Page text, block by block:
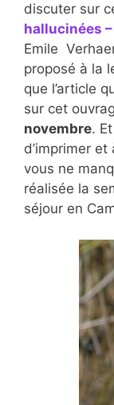
discuter sur
hallucinées
Emile
proposé à la
que l’article
sur cet
novembre.
d’imprimer
vous ne
réalisée la
séjour en